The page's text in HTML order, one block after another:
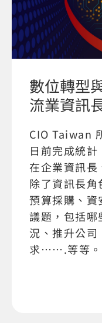
數位轉型
流業資訊
CIO Taiwan
日前完成統
在企業資訊長
除了資訊長
預算採購、資
議題，包括
況、推升公
求…….等等。